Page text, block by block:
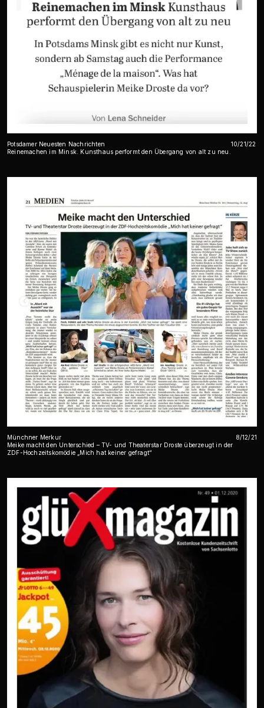
Potsdamer Neuesten Nachrichten
Reinemachen im Minsk. Kunsthaus performt den Übergang von alt zu neu.
10/21/22
Münchner Merkur
Meike macht den Unterschied – TV- und Theaterstar Droste überzeugt in der
ZDF-Hochzeitskomödie „Mich hat keiner gefragt“
8/12/21